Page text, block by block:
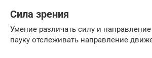
Сила зрения
Умение различать силу и
пауку отслеживать направление